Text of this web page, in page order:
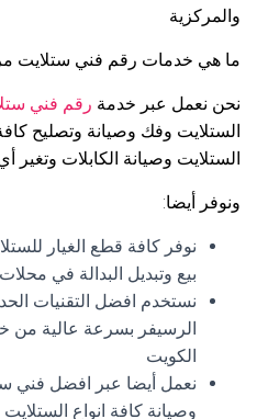
والمركزية
ما هي خدمات رقم فني ستلايت
نحن نعمل عبر خدمة رقم فني
الستلايت وفك وصيانة وتصليح
الستلايت وصيانة الكابلات
ونوفر أيضا:
نوفر كافة قطع الغيار
بيع وتبديل البدالة في
نستخدم افضل التقنيات
الرسيفر بسرعة عالية من
الكويت
نعمل أيضا عبر افضل فني
وصيانة كافة انواع